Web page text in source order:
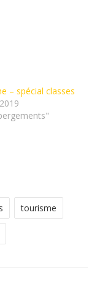
– spécial classes
tourisme